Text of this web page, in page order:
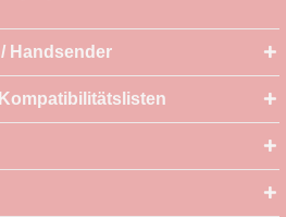
Handsender